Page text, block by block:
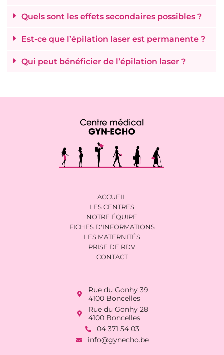
Quels sont les effets secondaires possibles ?
Est-ce que l’épilation laser est permanente ?
Qui peut bénéficier de l’épilation laser ?
ACCUEIL
LES CENTRES
NOTRE ÉQUIPE
FICHES D'INFORMATIONS
LES MATERNITÉS
PRISE DE RDV
CONTACT
Rue du Gonhy 39
4100 Boncelles
Rue du Gonhy 28
4100 Boncelles
04 371 54 03
info@gynecho.be